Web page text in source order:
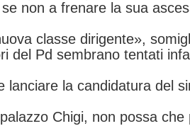
non a frenare la sua
classe dirigente»,
del Pd sembrano tentati
lanciare la candidatura del
Chigi, non possa che